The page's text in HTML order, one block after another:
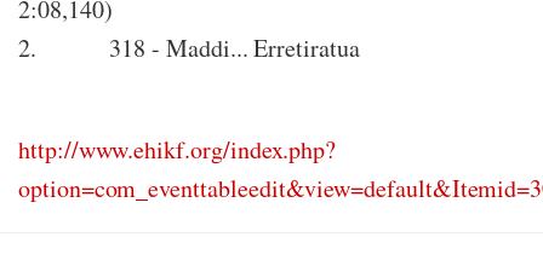
2:08,140)
2. 318 - Maddi... Erretiratua
http://www.ehikf.org/index.php?